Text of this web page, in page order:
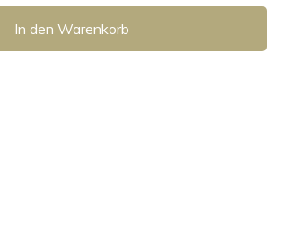
In den Warenkorb